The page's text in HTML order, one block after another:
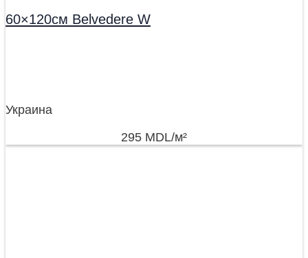
60×120см Belvedere W
Украина
295 MDL/м²